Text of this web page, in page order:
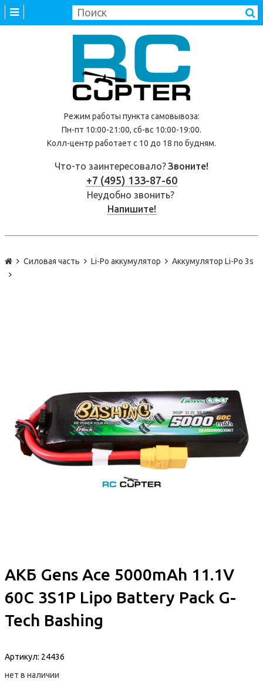
Режим работы пункта самовывоза:
Пн-пт 10:00-21:00, сб-вс 10:00-19:00.
Колл-центр работает с 10 до 18 по будням.
Что-то заинтересовало?Звоните!
+7 (495) 133-87-60
Неудобно звонить?
Напишите!
Силовая часть Li-Po аккумулятор Аккумулятор Li-Po 3s
АКБ Gens Ace 5000mAh 11.1V
60C 3S1P Lipo Battery Pack G-
Tech Bashing
Артикул: 24436
нет в наличии